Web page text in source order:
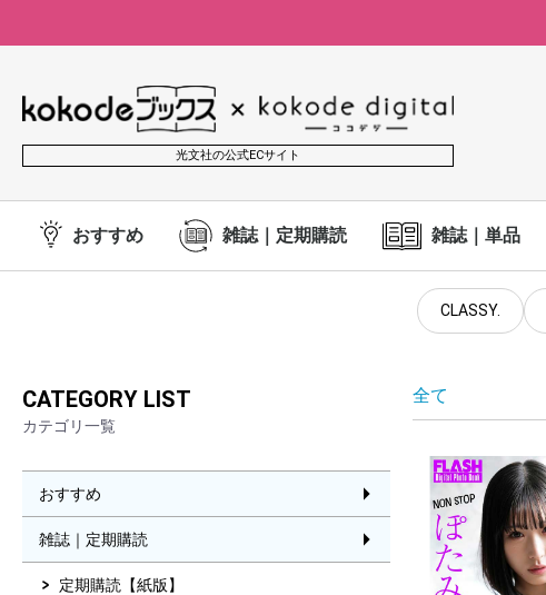
光文社の公式ECサイト
おすすめ 雑誌｜定期購読 雑誌｜単品
CLASSY.
CATEGORY LIST
カテゴリ一覧
おすすめ
雑誌｜定期購読
定期購読【紙版】
全て